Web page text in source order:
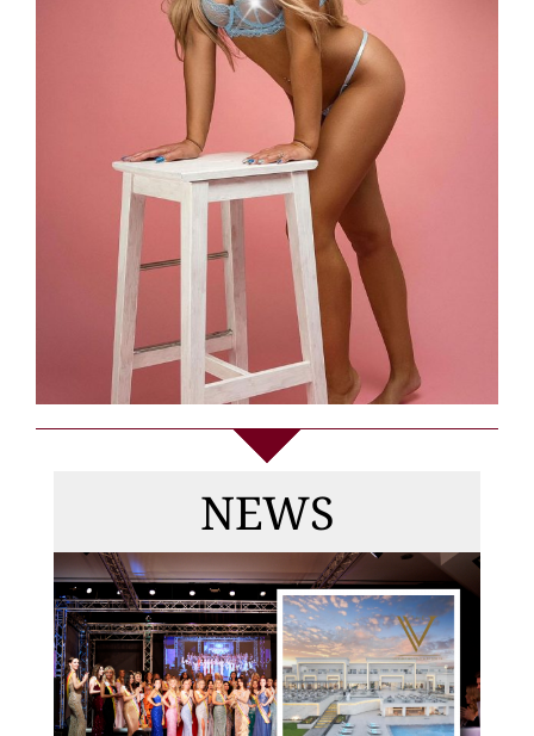
NEWS
Die
Gewinnerinnen
von MISS & MRS
DEUTSCHLAND
2026, Top Model
Germany +